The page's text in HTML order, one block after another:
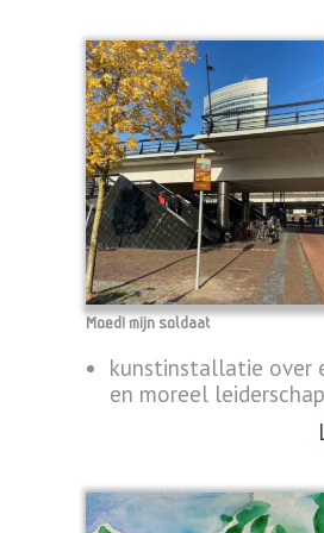
Moed! mijn soldaat
kunstinstallatie over
en moreel leiderschap